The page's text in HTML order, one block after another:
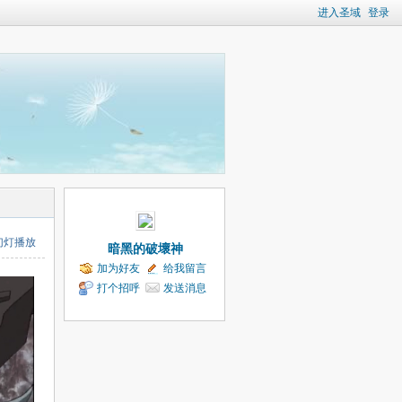
进入圣域 登录
灯播放 暗黑的破壞神
加为好友
给我留言
打个招呼
发送消息